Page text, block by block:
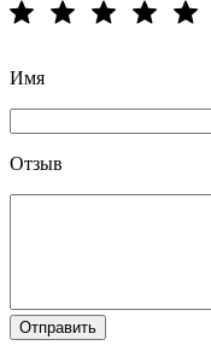
Имя
Отзыв
Отправить